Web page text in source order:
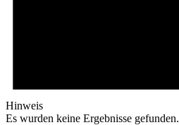
Hinweis
Es wurden keine Ergebnisse gefunden.